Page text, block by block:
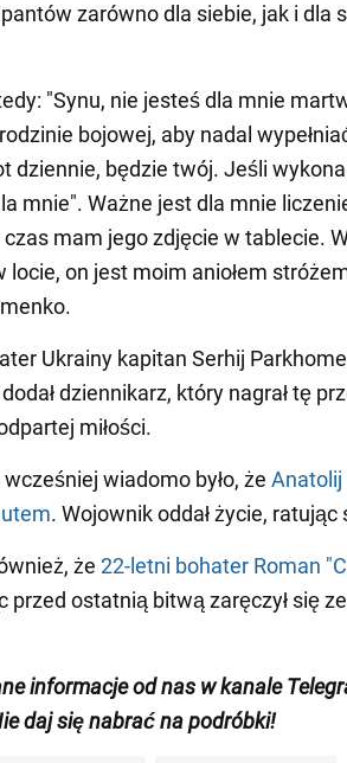
zarówno dla siebie, jak i dla
"Synu, nie jesteś dla mnie
bojowej, aby nadal
dziennie, będzie twój. Jeśli
mnie". Ważne jest dla mnie
czas mam jego zdjęcie w tablecie.
locie, on jest moim aniołem
Ukrainy kapitan Serhij
dziennikarz, który nagrał tę
miłości.
wiadomo było, że Anatolij
. Wojownik oddał życie,
że 22-letni bohater Roman
przed ostatnią bitwą zaręczył się
informacje od nas w kanale
daj się nabrać na podróbki!